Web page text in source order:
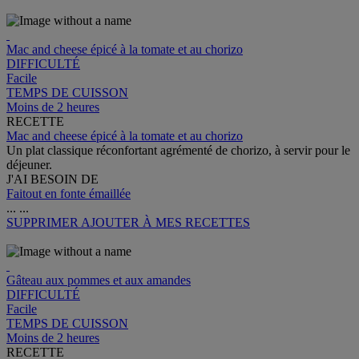
Mac and cheese épicé à la tomate et au chorizo
DIFFICULTÉ
Facile
TEMPS DE CUISSON
Moins de 2 heures
RECETTE
Mac and cheese épicé à la tomate et au chorizo
Un plat classique réconfortant agrémenté de chorizo, à servir pour le
déjeuner.
J'AI BESOIN DE
Faitout en fonte émaillée
... ...
SUPPRIMER AJOUTER À MES RECETTES
Gâteau aux pommes et aux amandes
DIFFICULTÉ
Facile
TEMPS DE CUISSON
Moins de 2 heures
RECETTE